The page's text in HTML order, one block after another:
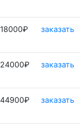
18000₽ заказать
24000₽ заказать
44900₽ заказать